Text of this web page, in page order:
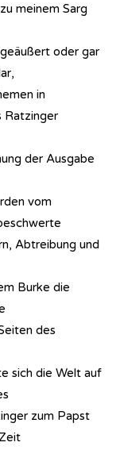
meinem Sarg
oder gar
in
Ratzinger
der Ausgabe
vom
Abtreibung und
Burke die
des
sich die Welt auf
zum Papst